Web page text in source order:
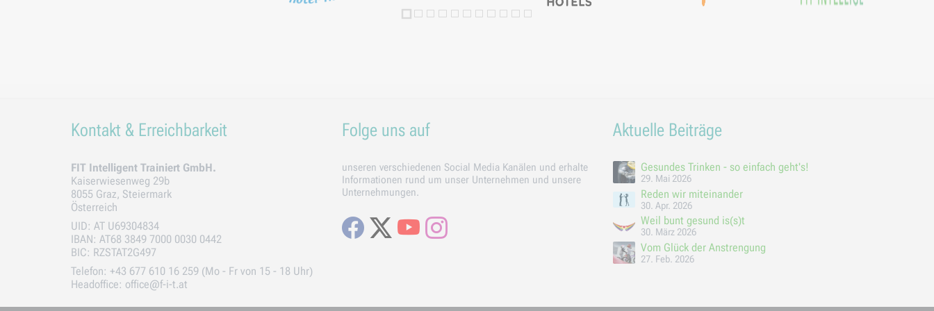
Kontakt & Erreichbarkeit
FIT Intelligent Trainiert GmbH.
Kaiserwiesenweg 29b
8055 Graz, Steiermark
Österreich
UID: AT U69304834
IBAN: AT68 3849 7000 0030 0442
BIC: RZSTAT2G497
Telefon: +43 677 610 16 259 (Mo - Fr von 15 - 18 Uhr)
Headoffice: office@f-i-t.at
Folge uns auf
unseren verschiedenen Social Media Kanälen und erhalte
Informationen rund um unser Unternehmen und unsere
Unternehmungen.
Facebook
X Youtube
Aktuelle Beiträge
Gesundes Trinken - so einfach geht's!
29. Mai 2026
Reden wir miteinander
30. Apr. 2026
Weil bunt gesund is(s)t
30. März 2026
Vom Glück der Anstrengung
27. Feb. 2026